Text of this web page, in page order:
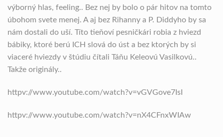
výborný hlas, feeling.. Bez nej by bolo o pár hitov na tomto
úbohom svete menej. A aj bez Rihanny a P. Diddyho by sa
nám dostali do uší. Títo tieňoví pesničkári robia z hviezd
bábiky, ktoré berú ICH slová do úst a bez ktorých by si
viaceré hviezdy v štúdiu čítali Táňu Keleovú Vasilkovú..
Takže originály..
httpv://www.youtube.com/watch?v=vGVGove7IsI
httpv://www.youtube.com/watch?v=nX4CFnxWIAw